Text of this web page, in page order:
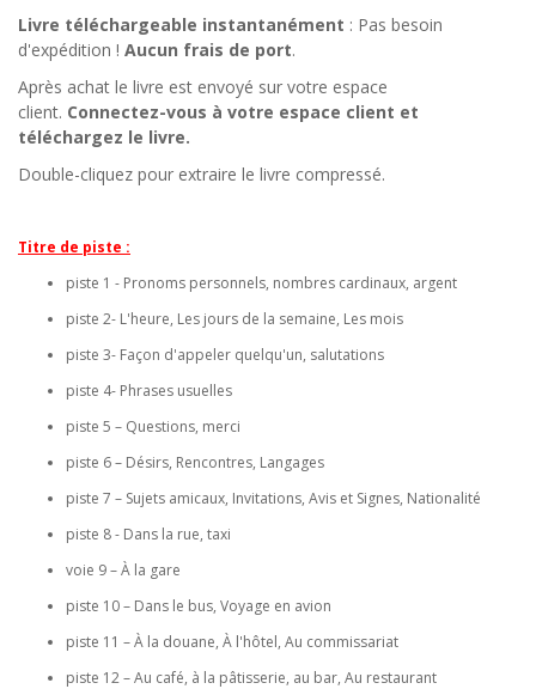
Livre téléchargeable instantanément : Pas besoin
d'expédition ! Aucun frais de port.
Après achat le livre est envoyé sur votre espace
client. Connectez-vous à votre espace client et
téléchargez le livre.
Double-cliquez pour extraire le livre compressé.
Titre de piste :
piste 1 - Pronoms personnels, nombres cardinaux, argent
piste 2- L'heure, Les jours de la semaine, Les mois
piste 3- Façon d'appeler quelqu'un, salutations
piste 4- Phrases usuelles
piste 5 – Questions, merci
piste 6 – Désirs, Rencontres, Langages
piste 7 – Sujets amicaux, Invitations, Avis et Signes, Nationalité
piste 8 - Dans la rue, taxi
voie 9 – À la gare
piste 10 – Dans le bus, Voyage en avion
piste 11 – À la douane, À l'hôtel, Au commissariat
piste 12 – Au café, à la pâtisserie, au bar, Au restaurant